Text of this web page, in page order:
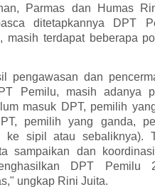
Parmas dan Humas
ditetapkannya DPT
masih terdapat beberapa
pengawasan dan
Pemilu, masih adanya
masuk DPT, pemilih
pemilih yang ganda,
ke sipil atau sebaliknya).
sampaikan dan
DPT Pemilu
ungkap Rini Juita.